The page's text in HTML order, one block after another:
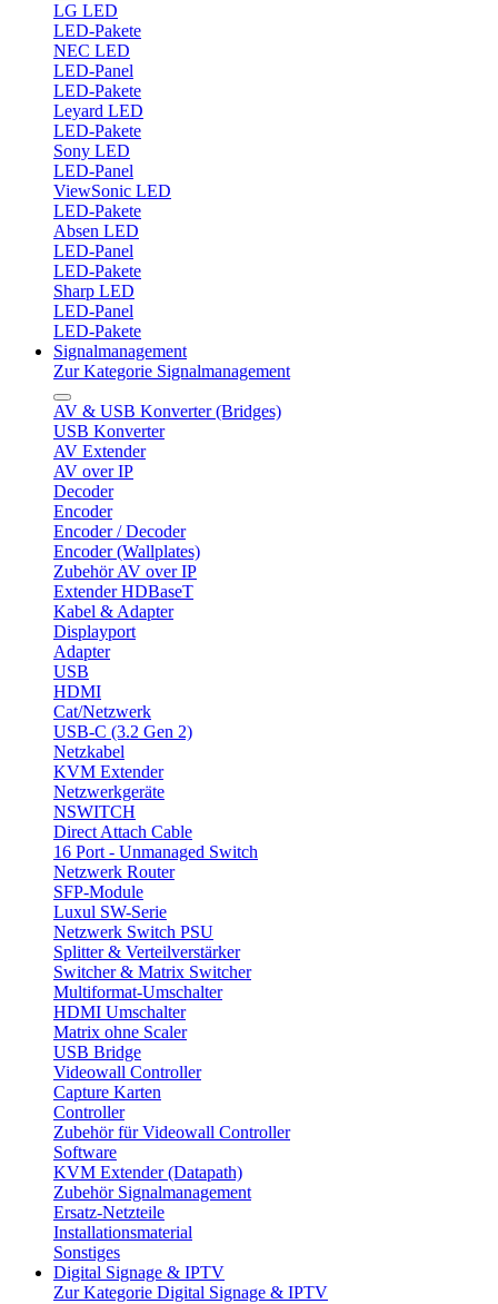
LG LED
LED-Pakete
NEC LED
LED-Panel
LED-Pakete
Leyard LED
LED-Pakete
Sony LED
LED-Panel
ViewSonic LED
LED-Pakete
Absen LED
LED-Panel
LED-Pakete
Sharp LED
LED-Panel
LED-Pakete
Signalmanagement
Zur Kategorie Signalmanagement
AV & USB Konverter (Bridges)
USB Konverter
AV Extender
AV over IP
Decoder
Encoder
Encoder / Decoder
Encoder (Wallplates)
Zubehör AV over IP
Extender HDBaseT
Kabel & Adapter
Displayport
Adapter
USB
HDMI
Cat/Netzwerk
USB-C (3.2 Gen 2)
Netzkabel
KVM Extender
Netzwerkgeräte
NSWITCH
Direct Attach Cable
16 Port - Unmanaged Switch
Netzwerk Router
SFP-Module
Luxul SW-Serie
Netzwerk Switch PSU
Splitter & Verteilverstärker
Switcher & Matrix Switcher
Multiformat-Umschalter
HDMI Umschalter
Matrix ohne Scaler
USB Bridge
Videowall Controller
Capture Karten
Controller
Zubehör für Videowall Controller
Software
KVM Extender (Datapath)
Zubehör Signalmanagement
Ersatz-Netzteile
Installationsmaterial
Sonstiges
Digital Signage & IPTV
Zur Kategorie Digital Signage & IPTV